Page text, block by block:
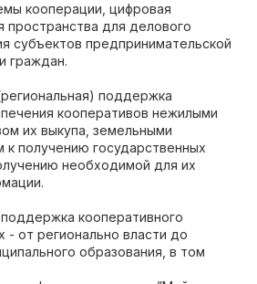
кооперации, цифровая
пространства для делового
субъектов предпринимательской
граждан.
поддержка
кооперативов нежилыми
их выкупа, земельными
к получению государственных
необходимой для их
кооперативного
- от регионально власти до
образования, в том